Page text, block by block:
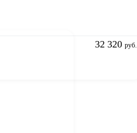
32 320 руб.